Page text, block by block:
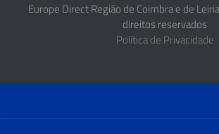
Europe Direct Região de Coimbra e de
direitos reservados
Política de Privacidade